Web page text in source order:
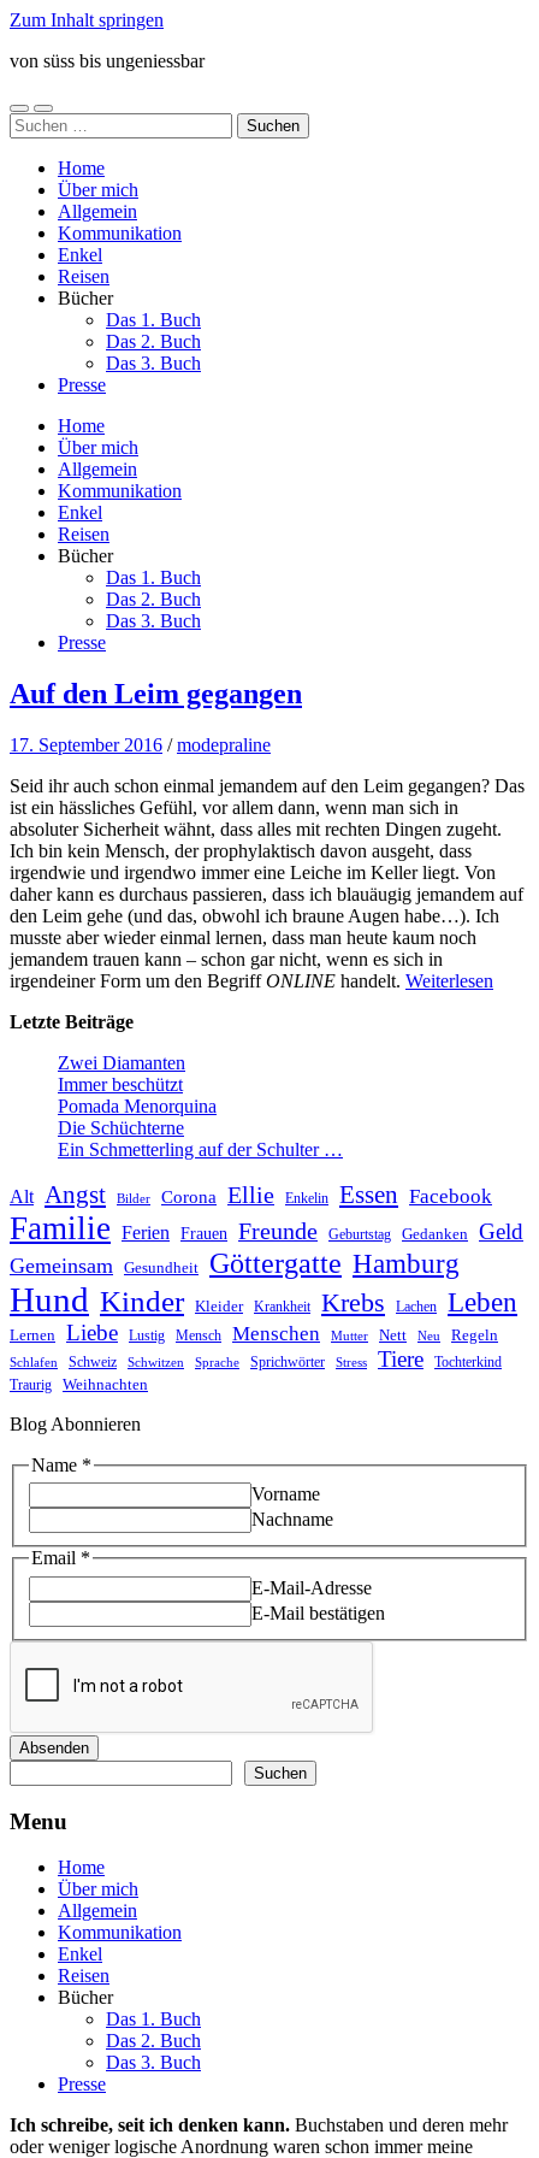
Zum Inhalt springen
von süss bis ungeniessbar
Mobile-
Menü
Suchfeld
ein-/ausblenden
Suchen
nach:
Home
Über mich
Allgemein
Kommunikation
Enkel
Reisen
Bücher
Das 1. Buch
Das 2. Buch
Das 3. Buch
Presse
Home
Über mich
Allgemein
Kommunikation
Enkel
Reisen
Bücher
Das 1. Buch
Das 2. Buch
Das 3. Buch
Presse
Auf den Leim gegangen
17. September 2016 /modepraline
Seid ihr auch schon einmal jemandem auf den Leim gegangen? Das
ist ein hässliches Gefühl, vor allem dann, wenn man sich in
absoluter Sicherheit wähnt, dass alles mit rechten Dingen zugeht.
Ich bin kein Mensch, der prophylaktisch davon ausgeht, dass
irgendwie und irgendwo immer eine Leiche im Keller liegt. Von
daher kann es durchaus passieren, dass ich blauäugig jemandem auf
den Leim gehe (und das, obwohl ich braune Augen habe…). Ich
musste aber wieder einmal lernen, dass man heute kaum noch
jemandem trauen kann – schon gar nicht, wenn es sich in
irgendeiner Form um den BegriffONLINE handelt. Weiterlesen
Letzte Beiträge
Zwei Diamanten
Immer beschützt
Pomada Menorquina
Die Schüchterne
Ein Schmetterling auf der Schulter …
Alt Angst Bilder Corona Ellie Enkelin Essen Facebook
Familie Ferien Frauen Freunde Geburtstag Gedanken Geld
Gemeinsam Gesundheit Göttergatte Hamburg
Hund Kinder Kleider Krankheit Krebs Lachen Leben
Lernen Liebe Lustig Mensch Menschen Mutter Nett Neu Regeln
Schlafen Schweiz Schwitzen Sprache Sprichwörter Stress Tiere Tochterkind
Traurig Weihnachten
Blog Abonnieren
Name
Email
Name *
Vorname
Nachname
Email *
E-Mail-Adresse
E-Mail bestätigen
Absenden
Suchen
Menu
Home
Über mich
Allgemein
Kommunikation
Enkel
Reisen
Bücher
Das 1. Buch
Das 2. Buch
Das 3. Buch
Presse
Ich schreibe, seit ich denken kann. Buchstaben und deren mehr
oder weniger logische Anordnung waren schon immer meine